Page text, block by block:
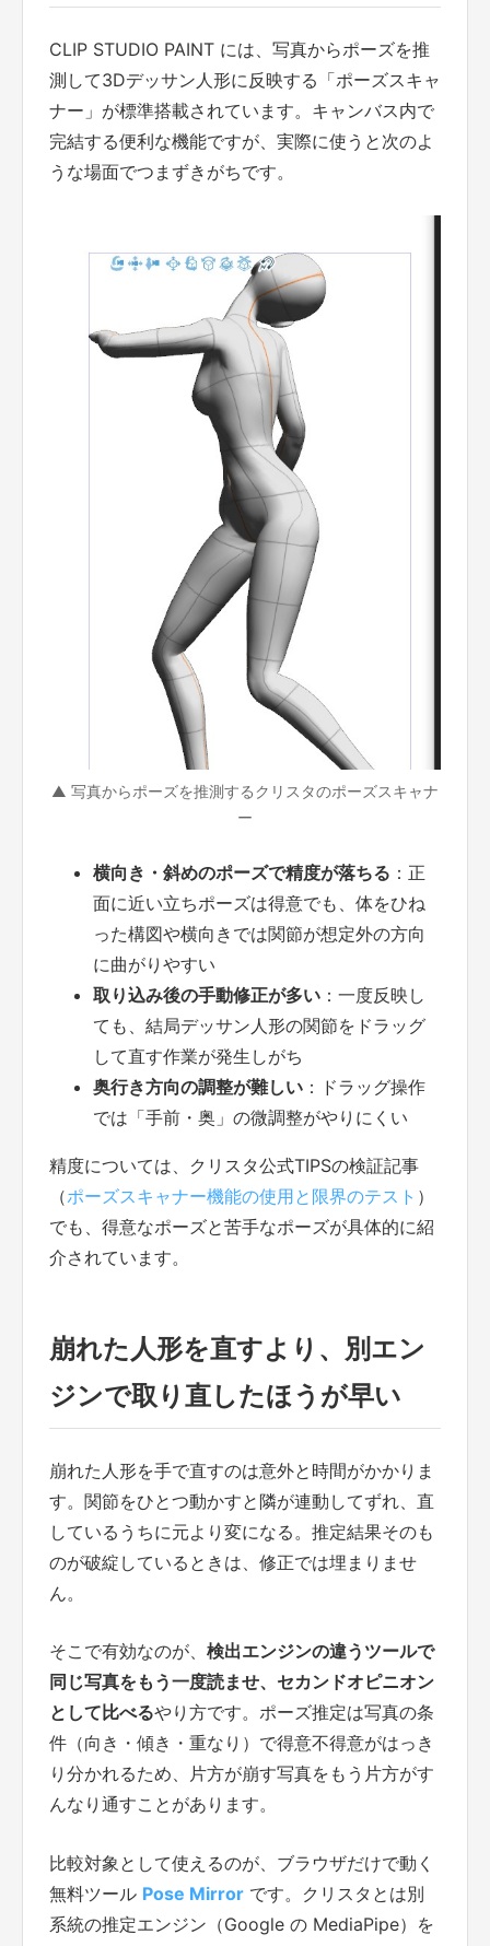
CLIP STUDIO PAINT には、写真からポーズを推
測して3Dデッサン人形に反映する「ポーズスキャ
ナー」が標準搭載されています。キャンバス内で
完結する便利な機能ですが、実際に使うと次のよ
うな場面でつまずきがちです。
▲ 写真からポーズを推測するクリスタのポーズスキャナ
ー
横向き・斜めのポーズで精度が落ちる ：正
面に近い立ちポーズは得意でも、体をひね
った構図や横向きでは関節が想定外の方向
に曲がりやすい
取り込み後の手動修正が多い ：一度反映し
ても、結局デッサン人形の関節をドラッグ
して直す作業が発生しがち
奥行き方向の調整が難しい ：ドラッグ操作
では「手前・奥」の微調整がやりにくい
精度については、クリスタ公式TIPSの検証記事
（ポーズスキャナー機能の使用と限界のテスト ）
でも、得意なポーズと苦手なポーズが具体的に紹
介されています。
崩れた人形を直すより、別エン
ジンで取り直したほうが早い
崩れた人形を手で直すのは意外と時間がかかりま
す。関節をひとつ動かすと隣が連動してずれ、直
しているうちに元より変になる。推定結果そのも
のが破綻しているときは、修正では埋まりませ
ん。
そこで有効なのが、 検出エンジンの違うツールで
同じ写真をもう一度読ませ、セカンドオピニオン
として比べるやり方です。ポーズ推定は写真の条
件（向き・傾き・重なり）で得意不得意がはっき
り分かれるため、片方が崩す写真をもう片方がす
んなり通すことがあります。
比較対象として使えるのが、ブラウザだけで動く
無料ツール Pose Mirror です。クリスタとは別
系統の推定エンジン（Google の MediaPipe）を